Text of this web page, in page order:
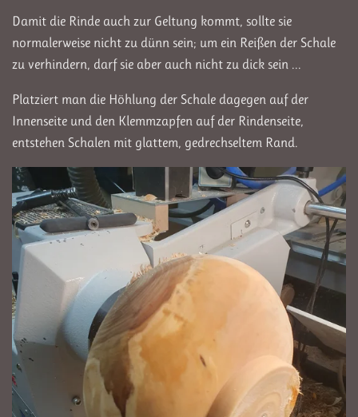
Damit die Rinde auch zur Geltung kommt, sollte sie
normalerweise nicht zu dünn sein; um ein Reißen der Schale
zu verhindern, darf sie aber auch nicht zu dick sein ...
Platziert man die Höhlung der Schale dagegen auf der
Innenseite und den Klemmzapfen auf der Rindenseite,
entstehen Schalen mit glattem, gedrechseltem Rand.